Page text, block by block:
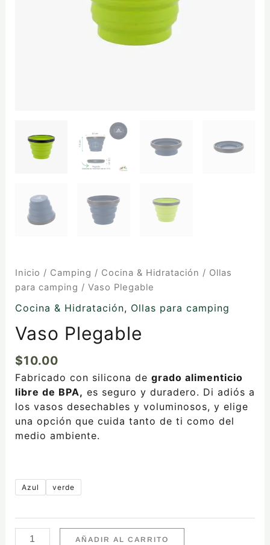
Inicio / Camping / Cocina & Hidratación / Ollas
para camping / Vaso Plegable
Cocina & Hidratación, Ollas para camping
Vaso Plegable
$10.00
Fabricado con silicona de grado alimenticio
libre de BPA, es seguro y duradero. Di adiós a
los vasos desechables y voluminosos, y elige
una opción que cuida tanto de ti como del
medio ambiente.
Azul verde
AÑADIR AL CARRITO